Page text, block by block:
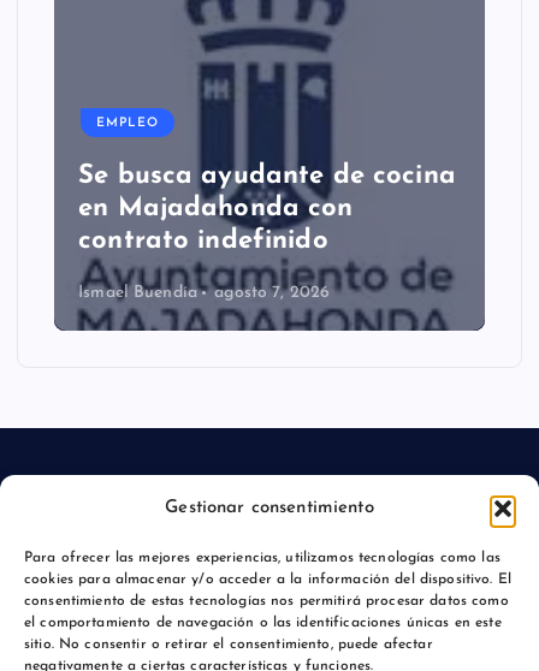
Gestionar consentimiento
Para ofrecer las mejores experiencias, utilizamos tecnologías como las
cookies para almacenar y/o acceder a la información del dispositivo. El
consentimiento de estas tecnologías nos permitirá procesar datos como
el comportamiento de navegación o las identificaciones únicas en este
sitio. No consentir o retirar el consentimiento, puede afectar
negativamente a ciertas características y funciones.
EMPLEO
Se busca ayudante de cocina
en Majadahonda con
contrato indefinido
Ismael Buendía agosto 7, 2026
Política de privacidad